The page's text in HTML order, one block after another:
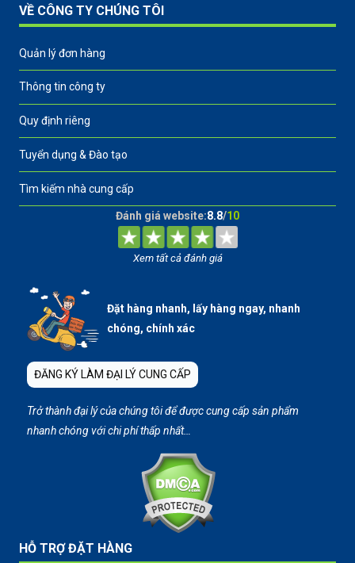
VỀ CÔNG TY CHÚNG TÔI
Quản lý đơn hàng
Thông tin công ty
Quy định riêng
Tuyển dụng & Đào tạo
Tìm kiếm nhà cung cấp
Đánh giá website:8.8/10
Xem tất cả đánh giá
Đặt hàng nhanh, lấy hàng ngay, nhanh
chóng, chính xác
ĐĂNG KÝ LÀM ĐẠI LÝ CUNG CẤP
Trở thành đại lý của chúng tôi để được cung cấp sản phẩm
nhanh chóng với chi phí thấp nhất…
HỖ TRỢ ĐẶT HÀNG